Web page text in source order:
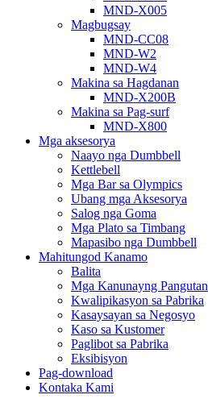
MND-X005
Magbugsay
MND-CC08
MND-W2
MND-W4
Makina sa Hagdanan
MND-X200B
Makina sa Pag-surf
MND-X800
Mga aksesorya
Naayo nga Dumbbell
Kettlebell
Mga Bar sa Olympics
Ubang mga Aksesorya
Salog nga Goma
Mga Plato sa Timbang
Mapasibo nga Dumbbell
Mahitungod Kanamo
Balita
Mga Kanunayng
Kwalipikasyon sa Pabrika
Kasaysayan sa Negosyo
Kaso sa Kustomer
Paglibot sa Pabrika
Eksibisyon
Pag-download
Kontaka Kami